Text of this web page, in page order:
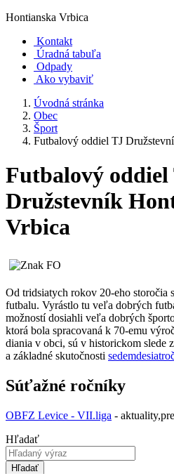
Hontianska Vrbica
Kontakt
Úradná tabuľa
Odpady
Ako vybaviť
Úvodná stránka
Obec
Šport
Futbalový oddiel TJ
Futbalový oddiel
Družstevník
Vrbica
Od tridsiatych rokov 20-eho storočia
futbalu. Vyrástlo tu veľa dobrých
možností dosiahli veľa dobrých
ktorá bola spracovaná k 70-emu
diania v obci, sú v historickom slede
a základné skutočnosti
Súťažné ročníky
OBFZ Levice - VII.liga -
Hľadať
Hľadať